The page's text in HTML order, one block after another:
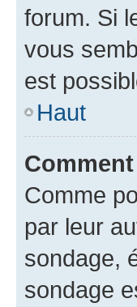
forum. Si
vous
est
Haut
Comme
par leur
sondage,
sondage